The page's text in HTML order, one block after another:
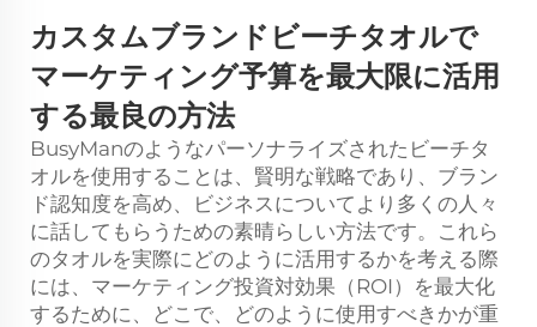
カスタムブランドビーチタオルで
マーケティング予算を最大限に活用
する最良の方法
BusyManのようなパーソナライズされたビーチタ
オルを使用することは、賢明な戦略であり、ブラン
ド認知度を高め、ビジネスについてより多くの人々
に話してもらうための素晴らしい方法です。これら
のタオルを実際にどのように活用するかを考える際
には、マーケティング投資対効果（ROI）を最大化
するために、どこで、どのように使用すべきかが重